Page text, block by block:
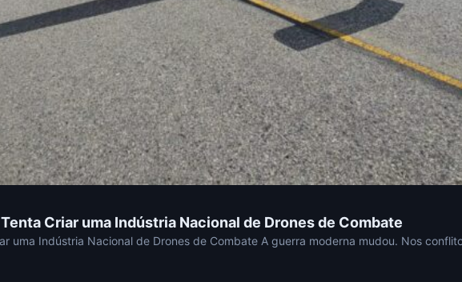
Criar uma Indústria Nacional de Drones de Combate
uma Indústria Nacional de Drones de Combate A guerra moderna mudou. Nos